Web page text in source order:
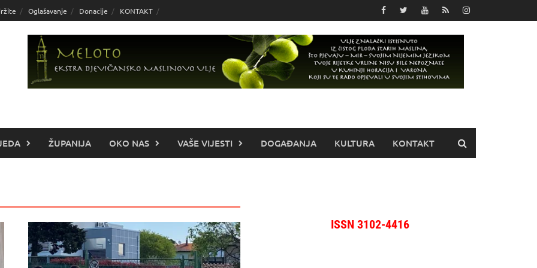
Oglašavanje Donacije KONTAKT
ŽUPANIJA OKO NAS VAŠE VIJESTI DOGAĐANJA KULTURA KONTAKT
ISSN 3102-4416